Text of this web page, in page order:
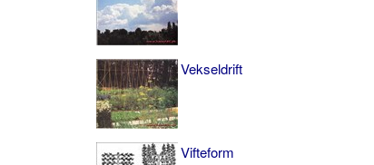
Vekseldrift
Vifteform